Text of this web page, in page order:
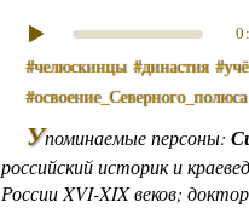
#челюскинцы #династия
#освоение_Северного_полюса
Упоминаемые персоны:
российский историк и
России XVI-XIX веков;